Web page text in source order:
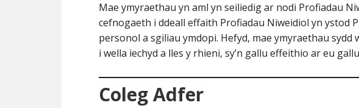
Mae ymyraethau yn aml yn seiliedig ar nodi Profiadau
cefnogaeth i ddeall effaith Profiadau Niweidiol yn ystod
personol a sgiliau ymdopi. Hefyd, mae ymyraethau sydd
i wella iechyd a lles y rhieni, sy’n gallu effeithio ar eu
Coleg Adfer